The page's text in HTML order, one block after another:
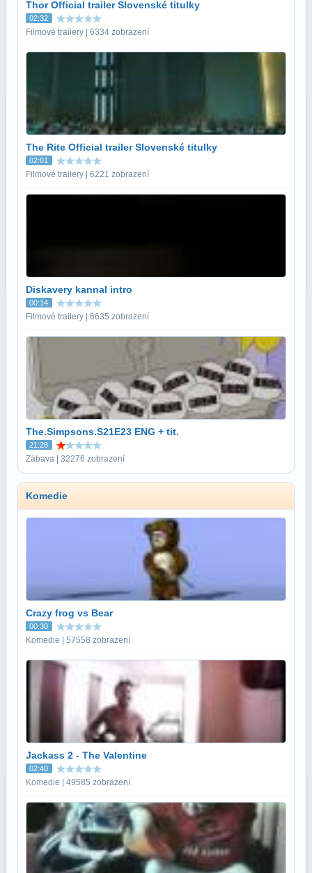
Thor Official trailer Slovenské titulky
02:32
Filmové trailery | 6334 zobrazení
The Rite Official trailer Slovenské titulky
02:01
Filmové trailery | 6221 zobrazení
Diskavery kannal intro
00:14
Filmové trailery | 6635 zobrazení
The.Simpsons.S21E23 ENG + tit.
21:28
Zábava | 32276 zobrazení
Komedie
Crazy frog vs Bear
00:30
Komedie | 57558 zobrazení
Jackass 2 - The Valentine
02:40
Komedie | 49585 zobrazení